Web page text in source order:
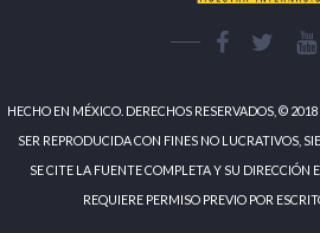
HECHO EN MÉXICO. DERECHOS RESERVADOS, ©
SER REPRODUCIDA CON FINES NO LUCRATIVOS,
SE CITE LA FUENTE COMPLETA Y SU DIRECCIÓN
REQUIERE PERMISO PREVIO POR